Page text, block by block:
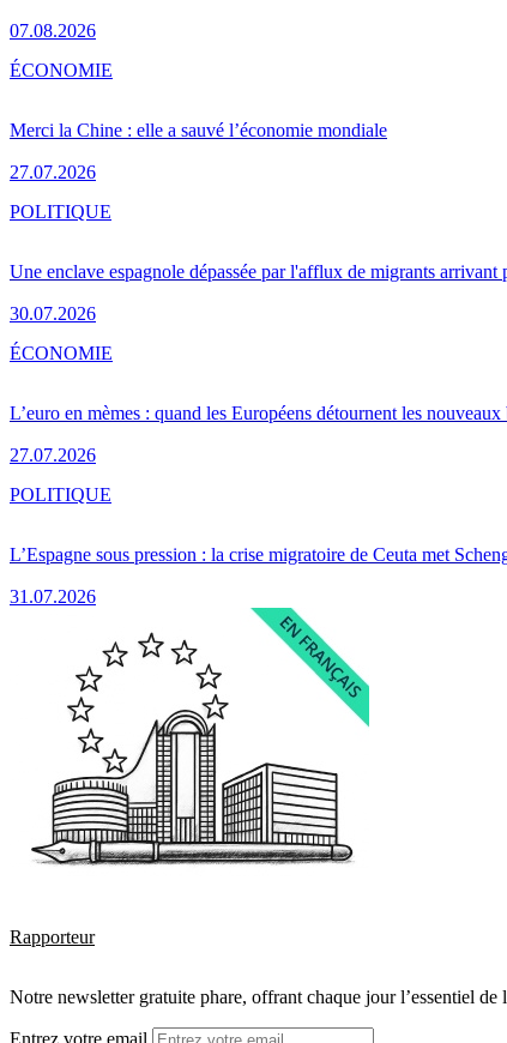
07.08.2026
Merci la Chine : elle a sauvé l’économie mondiale
27.07.2026
ÉCONOMIE
Une enclave espagnole dépassée par l'afflux de migrants arrivant
30.07.2026
POLITIQUE
L’euro en mèmes : quand les Européens détournent les nouveaux
27.07.2026
ÉCONOMIE
L’Espagne sous pression : la crise migratoire de Ceuta met
31.07.2026
POLITIQUE
Rapporteur
Notre newsletter gratuite phare, offrant chaque jour l’essentiel
Entrez votre email